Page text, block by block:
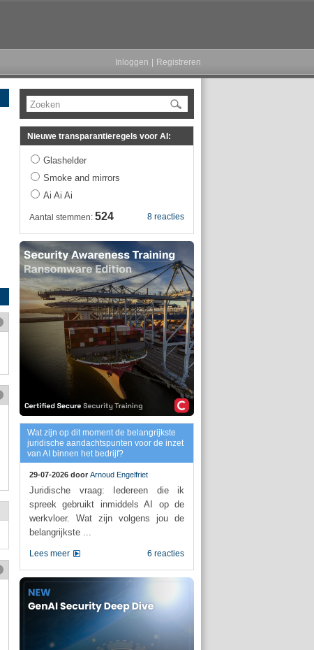
Inloggen Registreren
Zoeken
Nieuwe transparantieregels voor AI:
Glashelder
Smoke and mirrors
Ai Ai Ai
8 reacties
Aantal stemmen: 524
Wat zijn op dit moment de belangrijkste
juridische aandachtspunten voor de inzet
van AI binnen het bedrijf?
29-07-2026 door Arnoud Engelfriet
Juridische vraag: Iedereen die ik
spreek gebruikt inmiddels AI op de
werkvloer. Wat zijn volgens jou de
belangrijkste ...
6 reacties
Lees meer